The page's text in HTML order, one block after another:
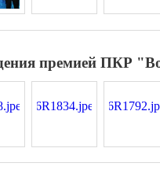
премией ПКР